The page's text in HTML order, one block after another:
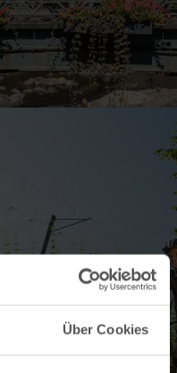
Über Cookies